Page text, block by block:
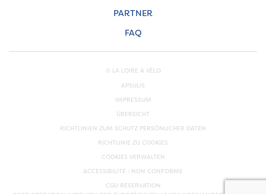
PARTNER
FAQ
© LA LOIRE À VÉLO
APSULIS
IMPRESSUM
ÜBERSICHT
RICHTLINIEN ZUM SCHUTZ PERSÖNLICHER DATEN
RICHTLINIE ZU COOKIES
COOKIES VERWALTEN
ACCESSIBILITÉ : NON CONFORME
CGU RÉSERVATION